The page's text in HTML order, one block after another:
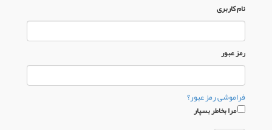
نام كاربری
رمز عبور
فراموشی رمز عبور؟
مرا بخاطر بسپار